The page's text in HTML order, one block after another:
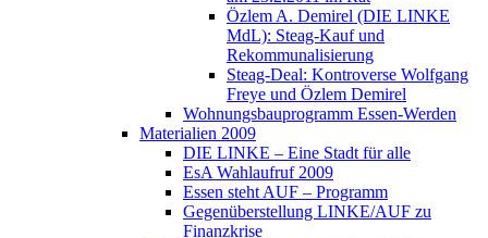
Özlem A. Demirel (DIE LINKE
MdL): Steag-Kauf und
Rekommunalisierung
Steag-Deal: Kontroverse Wolfgang
Freye und Özlem Demirel
Wohnungsbauprogramm Essen-Werden
Materialien 2009
DIE LINKE – Eine Stadt für alle
EsA Wahlaufruf 2009
Essen steht AUF – Programm
Gegenüberstellung LINKE/AUF zu
Finanzkrise